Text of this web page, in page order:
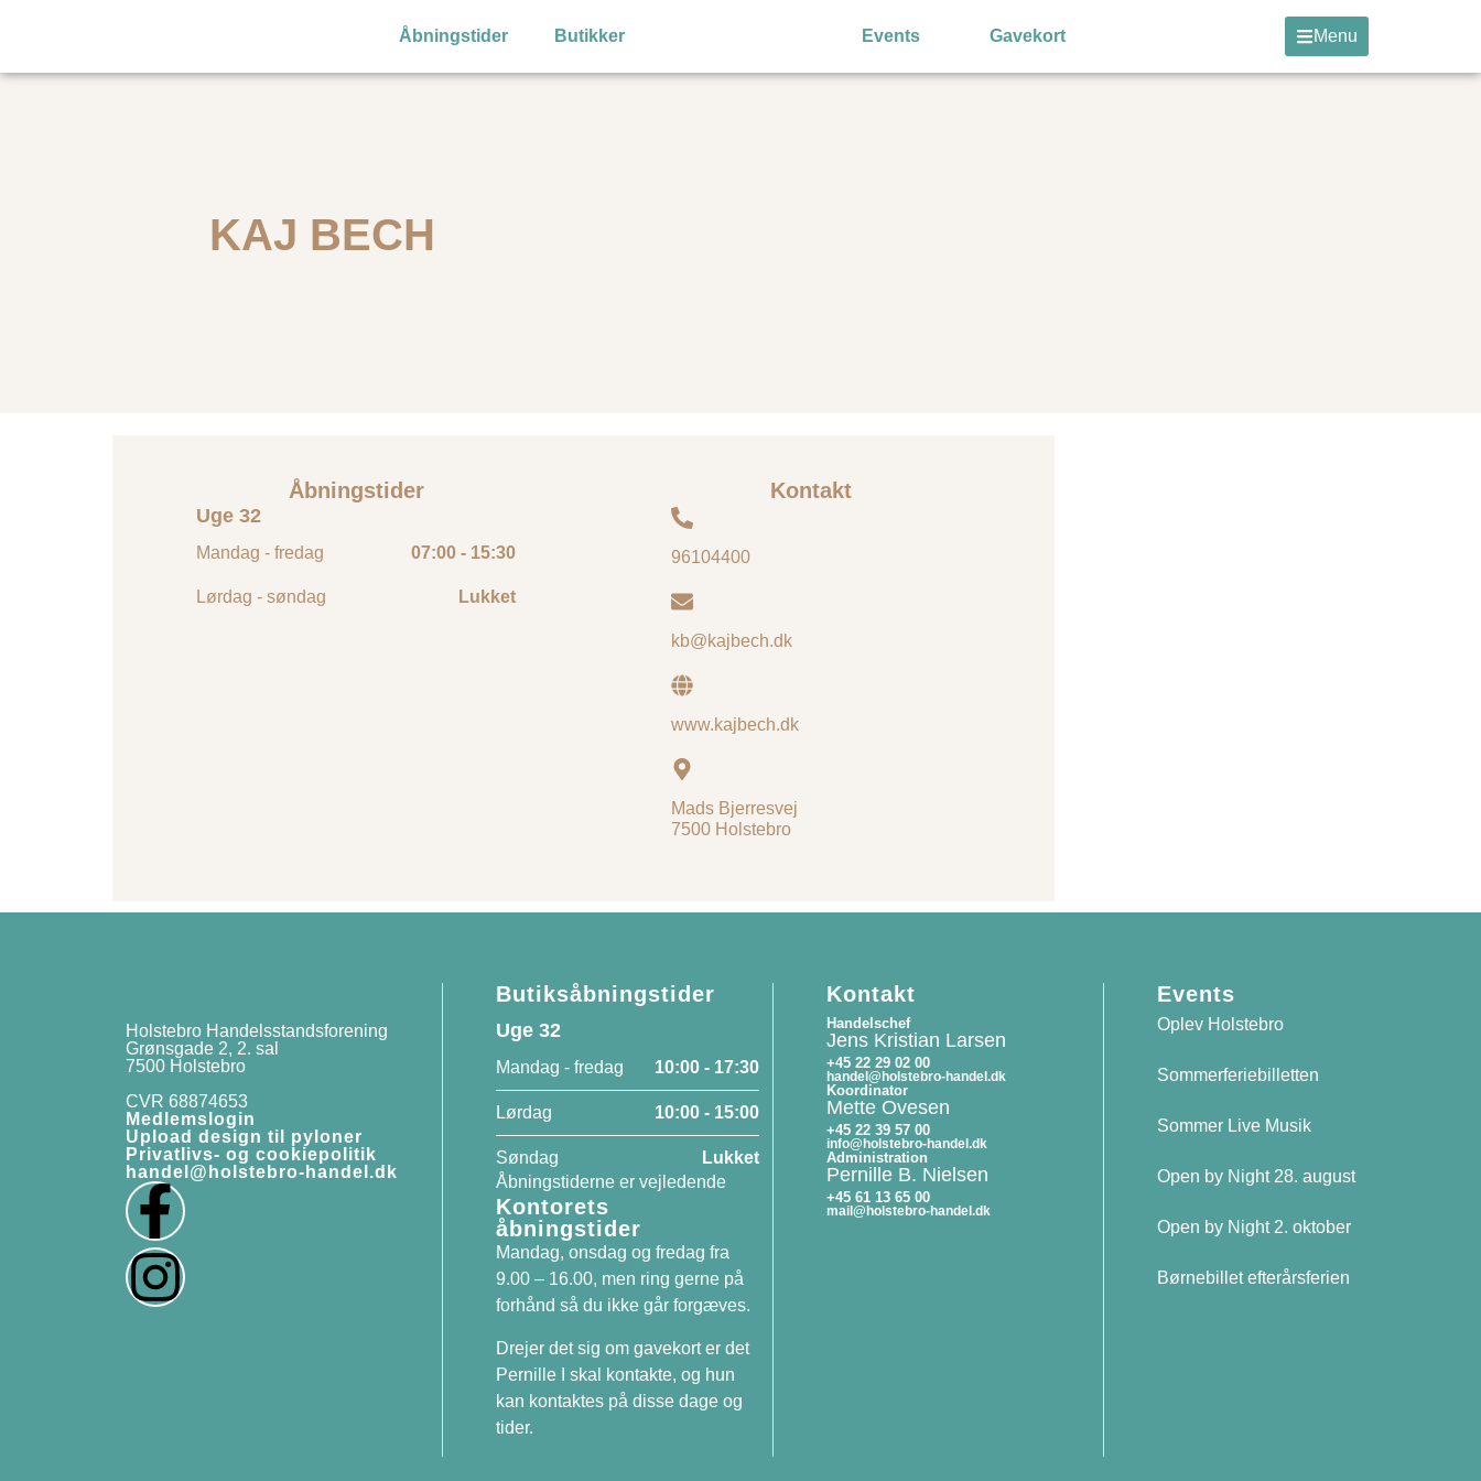
Åbningstider Butikker Events Gavekort Menu
KAJ BECH
Åbningstider
Uge 32
Mandag - fredag 07:00 - 15:30
Lørdag - søndag Lukket
Kontakt
96104400
kb@kajbech.dk
www.kajbech.dk
Mads Bjerresvej
7500 Holstebro
Holstebro Handelsstandsforening
Grønsgade 2, 2. sal
7500 Holstebro
CVR 68874653
Medlemslogin
Upload design til pyloner
Privatlivs- og cookiepolitik
handel@holstebro-handel.dk
Butiksåbningstider
Uge 32
Mandag - fredag 10:00 - 17:30
Lørdag 10:00 - 15:00
Søndag
Lukket
Åbningstiderne er vejledende
Kontorets
åbningstider
Mandag, onsdag og fredag fra
9.00 – 16.00, men ring gerne på
forhånd så du ikke går forgæves.
Drejer det sig om gavekort er det
Pernille I skal kontakte, og hun
kan kontaktes på disse dage og
tider.
Kontakt
Handelschef
Jens Kristian Larsen
+45 22 29 02 00
handel@holstebro-handel.dk
Koordinator
Mette Ovesen
+45 22 39 57 00
info@holstebro-handel.dk
Administration
Pernille B. Nielsen
+45 61 13 65 00
mail@holstebro-handel.dk
Events
Oplev Holstebro
Sommerferiebilletten
Sommer Live Musik
Open by Night 28. august
Open by Night 2. oktober
Børnebillet efterårsferien